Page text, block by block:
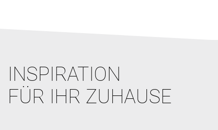
INSPIRATION
FÜR IHR ZUHAUSE